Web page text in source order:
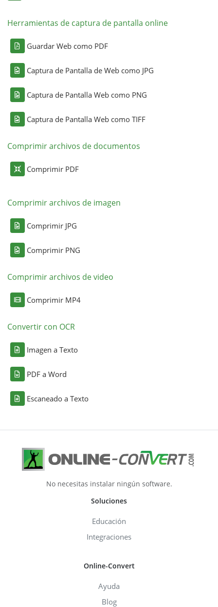
Herramientas de captura de pantalla online
Guardar Web como PDF
Captura de Pantalla de Web como JPG
Captura de Pantalla Web como PNG
Captura de Pantalla Web como TIFF
Comprimir archivos de documentos
Comprimir PDF
Comprimir archivos de imagen
Comprimir JPG
Comprimir PNG
Comprimir archivos de video
Comprimir MP4
Convertir con OCR
Imagen a Texto
PDF a Word
Escaneado a Texto
No necesitas instalar ningún software.
Soluciones
Educación
Integraciones
Online-Convert
Ayuda
Blog